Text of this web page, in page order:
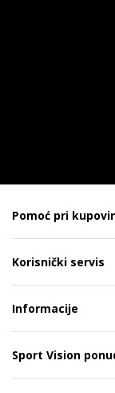
Pomoć pri
Korisnički servis
Informacije
Sport Vision